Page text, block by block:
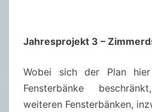
Jahresprojekt 3 –
Wobei sich der Plan
Fensterbänke
weiteren Fensterbänken,